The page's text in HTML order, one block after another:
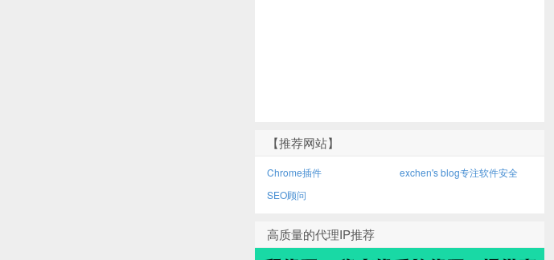
【推荐网站】
Chrome插件
exchen's blog专注软件安全
SEO顾问
高质量的代理IP推荐